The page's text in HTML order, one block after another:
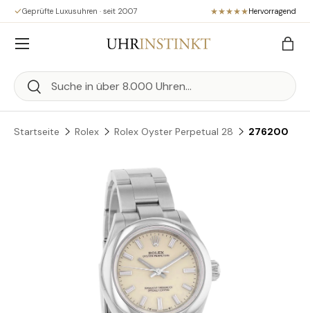
Direkt zum Inhalt
Geprüfte Luxusuhren · seit 2007 Hervorragend
Suchen
Suchen
Menü
Startseite Rolex Rolex Oyster Perpetual 28 276200
Zu Produktinformationen springen